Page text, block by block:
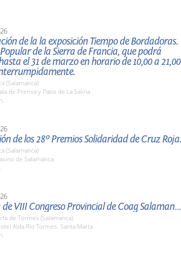
de la la exposición Tiempo de Bordadoras.
de la Sierra de Francia, que podrá
el 31 de marzo en horario de 10,00 a 21,00
(Salamanca)
de Prensa y Patio de La Salina
de los 28º Premios Solidaridad de Cruz Roja.
(Salamanca)
de Salamanca
Clausura de VIII Congreso Provincial de Coag Salamanca.
de Tormes (Salamanca)
Alda Río Tormes. Santa Marta